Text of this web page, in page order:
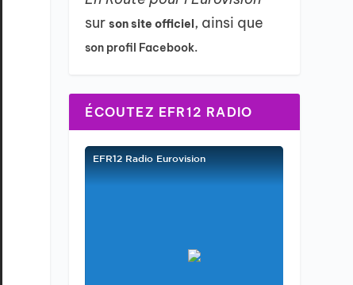
surson site officiel, ainsi que
son profil Facebook.
ÉCOUTEZ EFR12 RADIO